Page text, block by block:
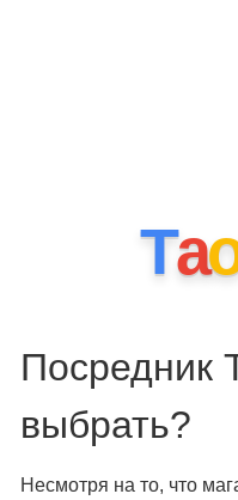
Ta
Посредник
выбрать?
Несмотря на то, что